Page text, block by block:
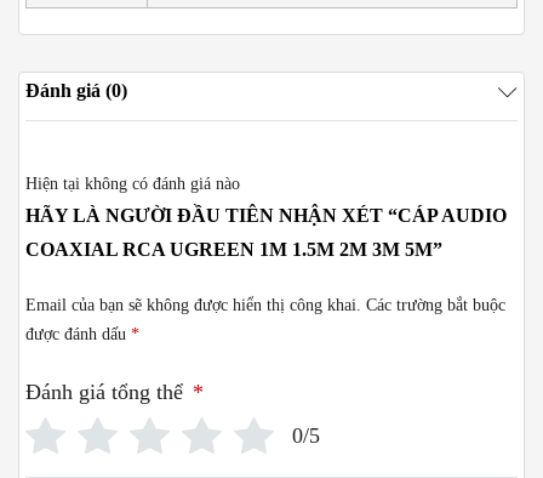
Đánh giá (0)
Hiện tại không có đánh giá nào
HÃY LÀ NGƯỜI ĐẦU TIÊN NHẬN XÉT “CÁP AUDIO
COAXIAL RCA UGREEN 1M 1.5M 2M 3M 5M”
Email của bạn sẽ không được hiển thị công khai. Các trường bắt buộc
được đánh dấu *
Đánh giá tổng thể *
0/5